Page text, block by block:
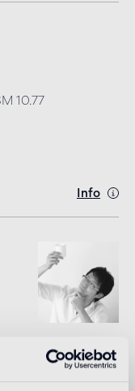
10.77
Info
e diretta a Tokyo
Canada nel 1977 e